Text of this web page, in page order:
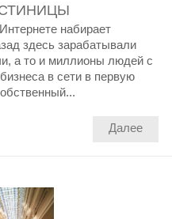
набирает
здесь зарабатывали
а то и миллионы людей с
в сети в первую
Далее